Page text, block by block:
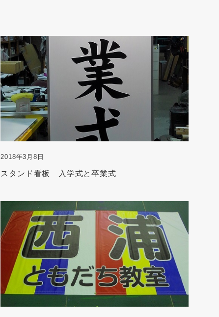
2018年3月8日
スタンド看板 入学式と卒業式